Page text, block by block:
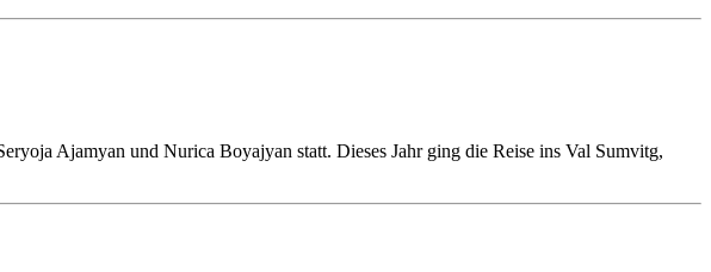
Ajamyan und Nurica Boyajyan statt. Dieses Jahr ging die Reise ins Val Sumvitg,